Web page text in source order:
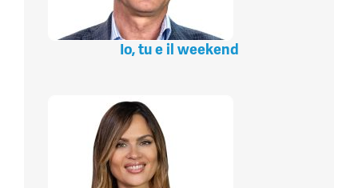
Io, tu e il weekend